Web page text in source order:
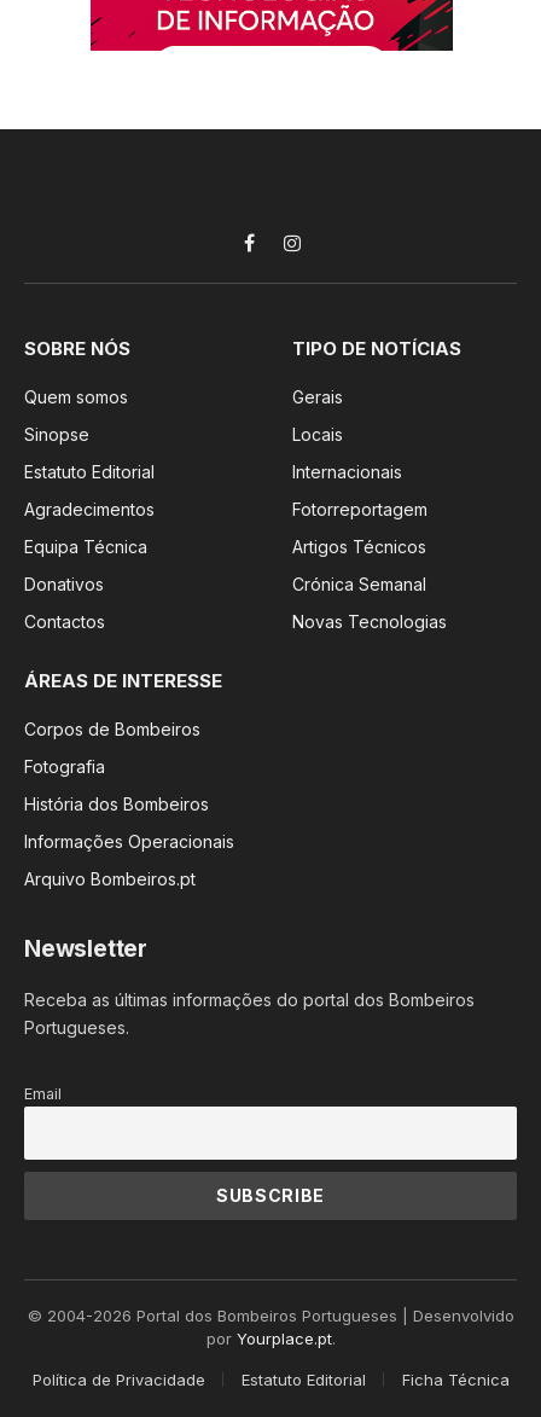
FacebookInstagram
SOBRE NÓS
Quem somos
Sinopse
Estatuto Editorial
Agradecimentos
Equipa Técnica
Donativos
Contactos
TIPO DE NOTÍCIAS
Gerais
Locais
Internacionais
Fotorreportagem
Artigos Técnicos
Crónica Semanal
Novas Tecnologias
ÁREAS DE INTERESSE
Corpos de Bombeiros
Fotografia
História dos Bombeiros
Informações Operacionais
Arquivo Bombeiros.pt
Newsletter
Receba as últimas informações do portal dos Bombeiros
Portugueses.
Email
© 2004-2026 Portal dos Bombeiros Portugueses | Desenvolvido
por Yourplace.pt.
Política de Privacidade Estatuto Editorial Ficha Técnica